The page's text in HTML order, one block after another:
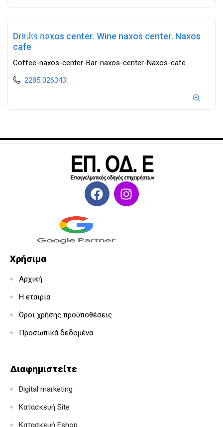
Ανοιχτά
Drinks naxos center. Wine naxos center. Naxos
cafe
Coffee-naxos-center-Bar-naxos-center-Naxos-cafe
2285 026343
Χρήσιμα
Αρχική
Η εταιρία
Όροι χρήσης προϋποθέσεις
Προσωπικά δεδομένα
Διαφημιστείτε
Digital marketing
Κατασκευή Site
Κατασκευή Eshop